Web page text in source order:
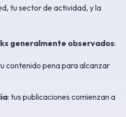
tu sector de actividad, y la
generalmente observados:
contenido pena para alcanzar
: tus publicaciones comienzan a